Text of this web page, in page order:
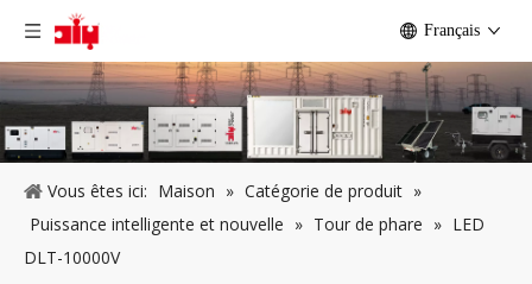
Français
Vous êtes ici: Maison » Catégorie de produit »
Puissance intelligente et nouvelle » Tour de phare » LED
DLT-10000V